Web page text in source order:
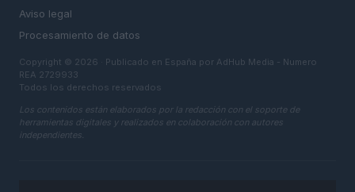
Aviso legal
Procesamiento de datos
Copyright © 2026 · Publicado en España por AdHub Media - Numero
REA 2729933
Todos los derechos reservados
Los contenidos están elaborados por la redacción con el soporte de
herramientas digitales y realizados en colaboración con autores
independientes.